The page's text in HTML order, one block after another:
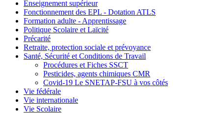
Enseignement supérieur
Fonctionnement des EPL - Dotation ATLS
Formation adulte - Apprentissage
Politique Scolaire et Laïcité
Précarité
Retraite, protection sociale et prévoyance
Santé, Sécurité et Conditions de Travail
Procédures et Fiches SSCT
Pesticides, agents chimiques CMR
Covid-19 Le SNETAP-FSU à vos côtés
Vie fédérale
Vie internationale
Vie Scolaire